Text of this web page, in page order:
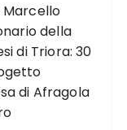
Marcello
della
di Triora: 30
di Afragola